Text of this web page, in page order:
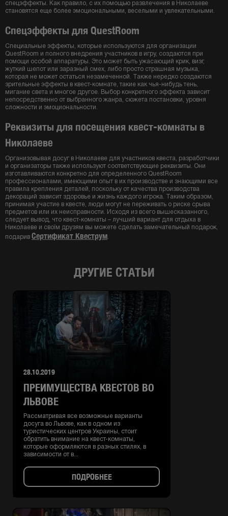
спецэффекты. Как правило, с их помощью развлечения в Николаеве
становятся еще более эмоциональными, веселыми и увлекательными.
Спецэффекты для QuestRoom
Специальные эффекты, которые используются для организации
QuestRoom и полного внедрения участников в игру, создаются при
помощи особой аппаратуры. Это может быть ужасающий крик, визг,
жуткий шепот или заразный смех, либо просто страшная музыка,
которая не может остаться незамеченной. Также нередко создаются
зрительные эффекты в квест-комнате, такие как чья-нибудь тень,
мигание света и многое другое. Выбор конкретного эффекта зависит
непосредственно от выбранного жанра, сюжета постановки, уровня
сложности и эмоциональности.
Реквизиты для посещения квест-комнаты в
Николаеве
Организовывая досуг в Николаеве для участников квеста, разработчики
и организаторы также используют соответствующие реквизиты. Они
изготавливаются конкретно для определенного QuestRoom
профессионалами, имеющими опыт в их производстве и знающими все
правила крепления деталей, поскольку от качества производства
декораций зависит здоровье и жизнь каждого игрока. Таким образом,
принимая участие в квесте, люди могут не переживать о риске срыва
предметов или их неисправности. Исходя из всего вышесказанного,
следует вывод, что квест-комнаты – лучший вариант для отдыха в
Николаеве и своїм друзям вы можете сделать замечательный подарок,
подарив Сертификат Квеструм
ДРУГИЕ СТАТЬИ
ПРЕИМУЩЕСТВА КВЕСТОВ ВО
ЛЬВОВЕ
Рассматривая все возможные варианты
досуга во Львове, как в одном из
туристических центров Украины, стоит
обратить внимание на квест-комнаты,
которые оформляются в разных стилях, в
зависимости от в...
28.10.2019
ПОДРОБНЕЕ